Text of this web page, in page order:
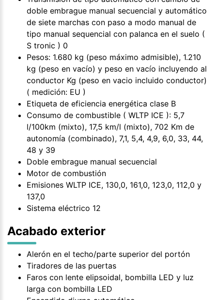
doble embrague manual secuencial y automático
de siete marchas con paso a modo manual de
tipo manual sequencial con palanca en el suelo (
S tronic ) 0
Pesos: 1.680 kg (peso máximo admisible), 1.210
kg (peso en vacío) y peso en vacío incluyendo al
conductor Kg (peso en vacio incluido conductor)
( medición: EU )
Etiqueta de eficiencia energética clase B
Consumo de combustible ( WLTP ICE ): 5,7
l/100km (mixto), 17,5 km/l (mixto), 702 Km de
autonomía (combinado), 7,1, 5,4, 4,9, 6,0, 33, 44,
48 y 39
Doble embrague manual secuencial
Motor de combustión
Emisiones WLTP ICE, 130,0, 161,0, 123,0, 112,0 y
137,0
Sistema eléctrico 12
Acabado exterior
Alerón en el techo/parte superior del portón
Tiradores de las puertas
Faros con lente elipsoidal, bombilla LED y luz
larga con bombilla LED